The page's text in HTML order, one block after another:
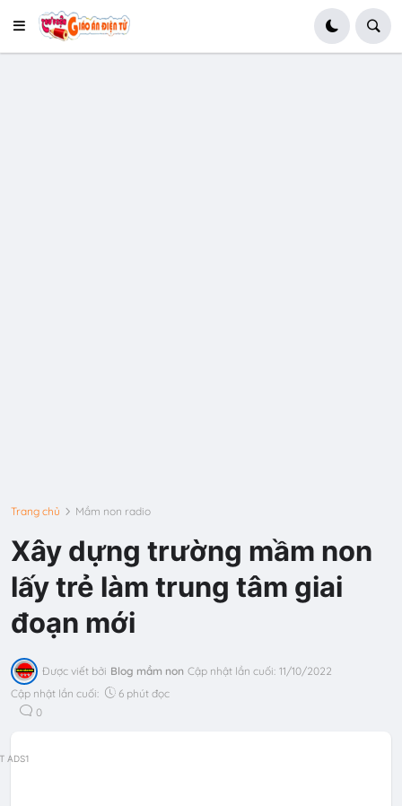
Trang chủ Mầm non radio
Xây dựng trường mầm non
lấy trẻ làm trung tâm giai
đoạn mới
Được viết bởi Blog mầm non Cập nhật lần cuối: 11/10/2022
Cập nhật lần cuối:
6 phút đọc
0
ADS1